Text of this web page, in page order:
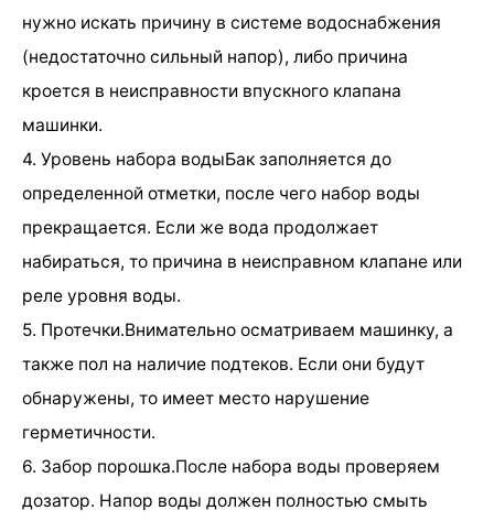
нужно искать причину в системе водоснабжения
(недостаточно сильный напор), либо причина
кроется в неисправности впускного клапана
машинки.
4. Уровень набора водыБак заполняется до
определенной отметки, после чего набор воды
прекращается. Если же вода продолжает
набираться, то причина в неисправном клапане или
реле уровня воды.
5. Протечки.Внимательно осматриваем машинку, а
также пол на наличие подтеков. Если они будут
обнаружены, то имеет место нарушение
герметичности.
6. Забор порошка.После набора воды проверяем
дозатор. Напор воды должен полностью смыть